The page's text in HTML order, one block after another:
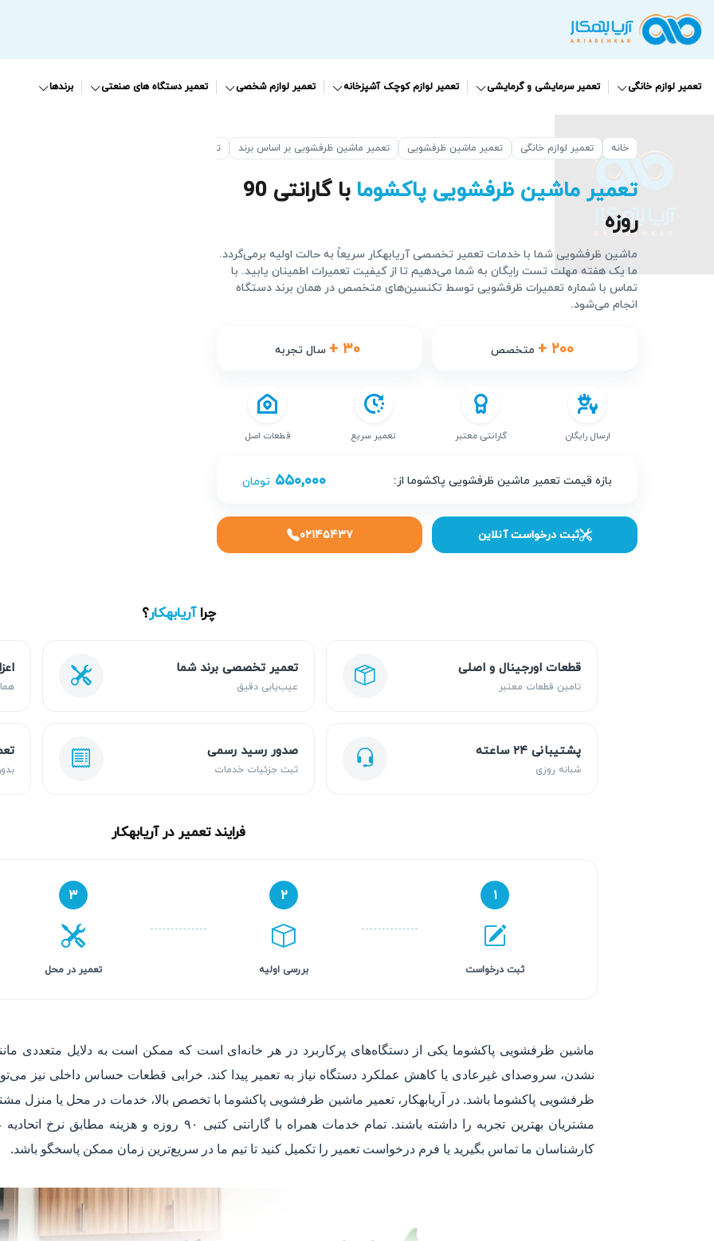
تعمیر لوازم خانگی تعمیر سرمایشی و گرمایشی تعمیر لوازم کوچک آشپزخانه تعمیر لوازم شخصی تعمیر دستگاه های صنعتی برندها
خانه تعمیر لوازم خانگی تعمیر ماشین ظرفشویی تعمیر ماشین ظرفشویی بر اساس برند تعمیر ماشین ظرفشویی پاکشوما
تعمیر ماشین ظرفشویی پاکشوما
با گارانتی 90
روزه
ماشین ظرفشویی شما با خدمات تعمیر تخصصی آریابهکار سریعاً به حالت اولیه برمی‌گردد.
ما یک هفته مهلت تست رایگان به شما می‌دهیم تا از کیفیت تعمیرات اطمینان یابید. با
تماس با شماره تعمیرات ظرفشویی توسط تکنسین‌های متخصص در همان برند دستگاه
انجام می‌شود.
+ ۲۰۰ متخصص + ۳۰ سال تجربه
ارسال رایگان گارانتی معتبر تعمیر سریع قطعات اصل
بازه قیمت تعمیر ماشین ظرفشویی پاکشوما از: ۵۵۰,۰۰۰ تومان
ثبت درخواست آنلاین ۰۲۱۴۵۴۳۷
چراآریابهکار؟
قطعات اورجینال و اصلی
تامین قطعات معتبر
تعمیر تخصصی برند شما
عیب‌یابی دقیق
پشتیبانی ۲۴ ساعته
شبانه روزی
صدور رسید رسمی
ثبت جزئیات خدمات
فرایند تعمیر در آریابهکار
۱
ثبت درخواست
۲
بررسی اولیه
۳
تعمیر در محل
ماشین ظرفشویی پاکشوما یکی از دستگاه‌های پرکاربرد در هر خانه‌ای است که ممکن است به دلایل متعددی
نشدن، سروصدای غیرعادی یا کاهش عملکرد دستگاه نیاز به تعمیر پیدا کند. خرابی‌ قطعات حساس داخلی نیز
ظرفشویی پاکشوما باشد. در آریابهکار، تعمیر ماشین ظرفشویی پاکشوما با تخصص بالا، خدمات در محل یا منزل
مشتریان بهترین تجربه را داشته باشند. تمام خدمات همراه با
کارشناسان ما تماس بگیرید یا فرم درخواست تعمیر را تکمیل کنید تا تیم ما در سریع‌ترین زمان ممکن پاسخگو باشد.